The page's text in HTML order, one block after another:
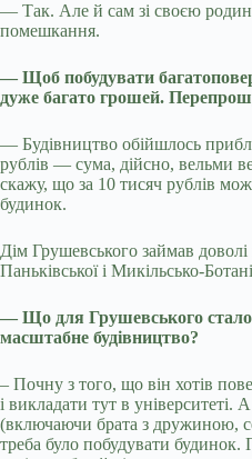
— Так. Але й сам зі своєю
помешкання.
— Щоб побудувати
дуже багато грошей.
— Будівництво обійшлось
рублів — сума, дійсно, вельми
скажу, що за 10 тисяч рублів
будинок.
Дім Грушевського займав
Паньківської і Микільсько-
— Що для Грушевського
масштабне будівництво?
– Почну з того, що він хотів
і викладати тут в
(включаючи брата з дружиною,
треба було побудувати